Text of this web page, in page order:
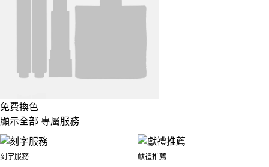
免費換色
顯示全部 專屬服務
刻字服務 獻禮推薦